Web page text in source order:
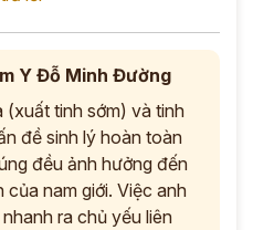
Y Đỗ Minh Đường
(xuất tinh sớm) và tinh
đề sinh lý hoàn toàn
đều ảnh hưởng đến
của nam giới. Việc anh
ra chủ yếu liên